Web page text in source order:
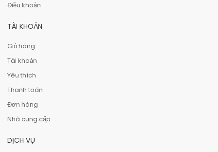
Điều khoản
TÀI KHOẢN
Giỏ hàng
Tài khoản
Yêu thích
Thanh toán
Đơn hàng
Nhà cung cấp
DỊCH VỤ